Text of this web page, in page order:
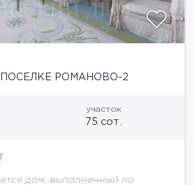
РОМАНОВО-2
участок
75 сот.
дом, выполненный по